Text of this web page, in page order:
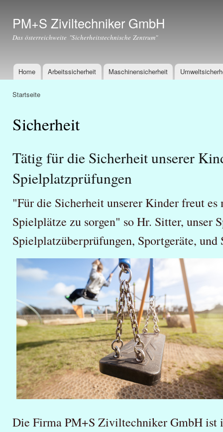
PM+S Ziviltechniker GmbH
Das österreichweite "Sicherheitstechnische Zentrum"
Hauptmenü
Home Arbeitssicherheit Maschinensicherheit
Startseite
Sicherheit
Tätig für die Sicherheit unserer
Spielplatzprüfungen
"Für die Sicherheit unserer Kinder freut
Spielplätze zu sorgen" so Hr. Sitter, unser
Spielplatzüberprüfungen, Sportgeräte, und
Die Firma PM+S Ziviltechniker GmbH ist